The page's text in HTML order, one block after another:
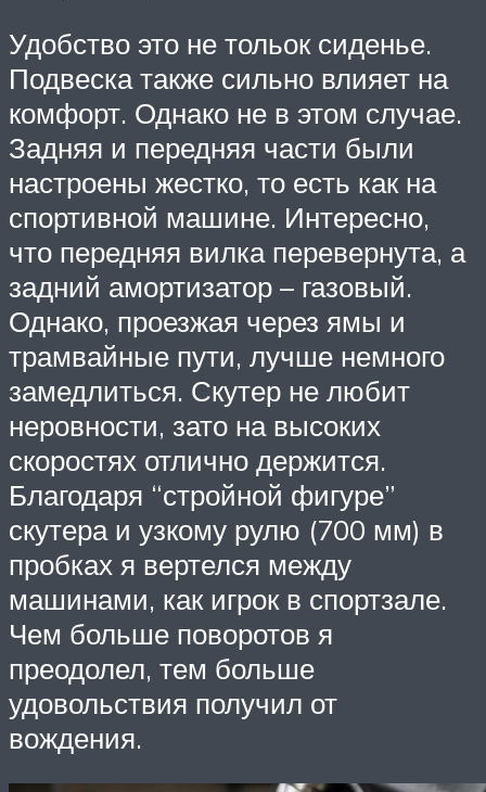
Удобство это не тольок сиденье.
Подвеска также сильно влияет на
комфорт. Однако не в этом случае.
Задняя и передняя части были
настроены жестко, то есть как на
спортивной машине. Интересно,
что передняя вилка перевернута, а
задний амортизатор – газовый.
Однако, проезжая через ямы и
трамвайные пути, лучше немного
замедлиться. Скутер не любит
неровности, зато на высоких
скоростях отлично держится.
Благодаря “стройной фигуре”
скутера и узкому рулю (700 мм) в
пробках я вертелся между
машинами, как игрок в спортзале.
Чем больше поворотов я
преодолел, тем больше
удовольствия получил от
вождения.